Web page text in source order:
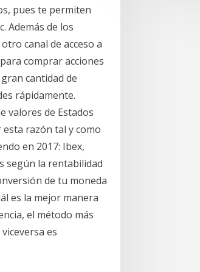
pues te permiten
Además de los
canal de acceso a
comprar acciones
cantidad de
rápidamente.
valores de Estados
razón tal y como
en 2017: Ibex,
según la rentabilidad
de tu moneda
es la mejor manera
el método más
es